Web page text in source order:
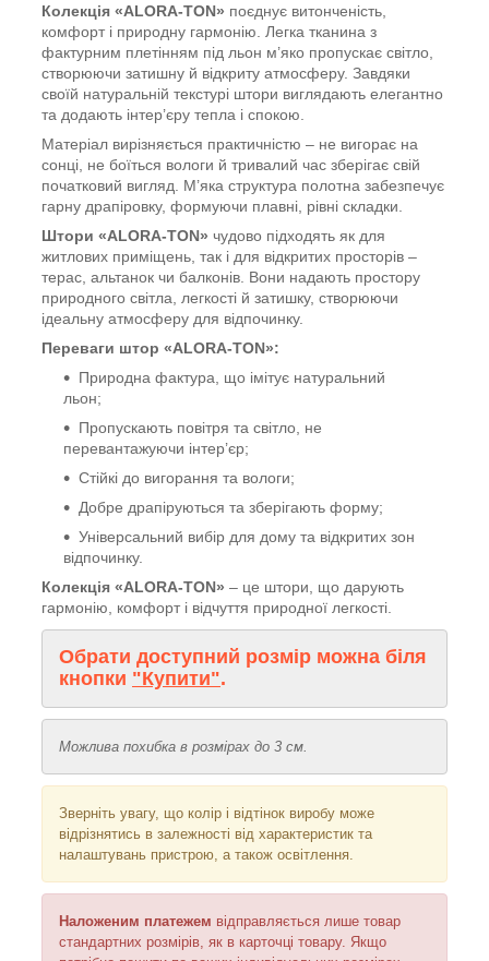
Колекція «ALORA-TON» поєднує витонченість,
комфорт і природну гармонію. Легка тканина з
фактурним плетінням під льон м’яко пропускає світло,
створюючи затишну й відкриту атмосферу. Завдяки
своїй натуральній текстурі штори виглядають елегантно
та додають інтер’єру тепла і спокою.
Матеріал вирізняється практичністю – не вигорає на
сонці, не боїться вологи й тривалий час зберігає свій
початковий вигляд. М’яка структура полотна забезпечує
гарну драпіровку, формуючи плавні, рівні складки.
Штори «ALORA-TON» чудово підходять як для
житлових приміщень, так і для відкритих просторів –
терас, альтанок чи балконів. Вони надають простору
природного світла, легкості й затишку, створюючи
ідеальну атмосферу для відпочинку.
Переваги штор «ALORA-TON»:
Природна фактура, що імітує натуральний
льон;
Пропускають повітря та світло, не
перевантажуючи інтер’єр;
Стійкі до вигорання та вологи;
Добре драпіруються та зберігають форму;
Універсальний вибір для дому та відкритих зон
відпочинку.
Колекція «ALORA-TON» – це штори, що дарують
гармонію, комфорт і відчуття природної легкості.
Обрати доступний розмір можна біля
кнопки "Купити".
Можлива похибка в розмірах до 3 см.
Зверніть увагу, що колір і відтінок виробу може
відрізнятись в залежності від характеристик та
налаштувань пристрою, а також освітлення.
Наложеним платежем відправляється лише товар
стандартних розмірів, як в карточці товару. Якщо